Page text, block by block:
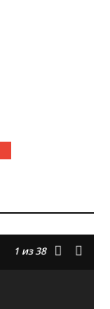
1 из 38